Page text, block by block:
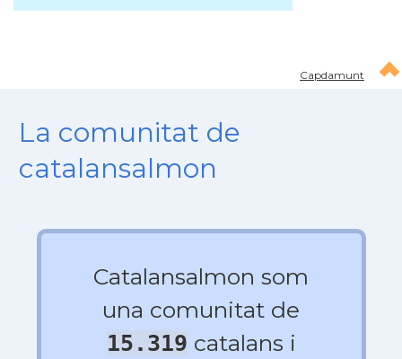
Capdamunt
La comunitat de
catalansalmon
Catalansalmon som
una comunitat de
15.319 catalans i